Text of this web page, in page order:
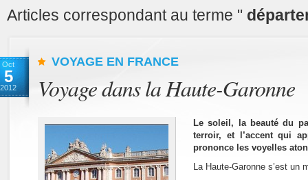
Articles correspondant au terme "
Oct
5
2012
VOYAGE EN FRANCE
Voyage dans la Haute-Garonne
Le soleil, la beauté du
terroir, et l’accent qui
prononce les voyelles
La Haute-Garonne s’est un